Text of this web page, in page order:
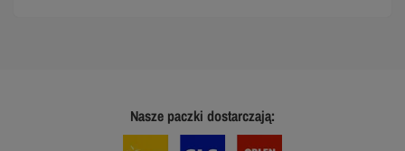
Nasze paczki dostarczają: